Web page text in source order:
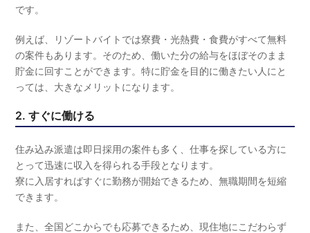
です。
例えば、リゾートバイトでは寮費・光熱費・食費がすべて無料
の案件もあります。そのため、働いた分の給与をほぼそのまま
貯金に回すことができます。特に貯金を目的に働きたい人にと
っては、大きなメリットになります。
2. すぐに働ける
住み込み派遣は即日採用の案件も多く、仕事を探している方に
とって迅速に収入を得られる手段となります。
寮に入居すればすぐに勤務が開始できるため、無職期間を短縮
できます。
また、全国どこからでも応募できるため、現住地にこだわらず